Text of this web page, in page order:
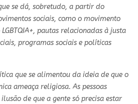
se dá, sobretudo, a partir do
sociais, como o movimento
pautas relacionadas à justa
programas sociais e políticas
que se alimentou da ideia de que o
ameaça religiosa. As pessoas
de que a gente só precisa estar